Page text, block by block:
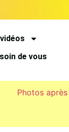
de vous
Photos